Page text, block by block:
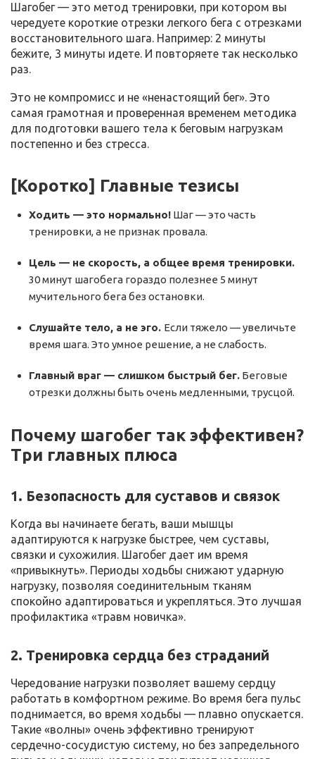
Шагобег — это метод тренировки, при котором вы
чередуете короткие отрезки легкого бега с отрезками
восстановительного шага. Например: 2 минуты
бежите, 3 минуты идете. И повторяете так несколько
раз.
Это не компромисс и не «ненастоящий бег». Это
самая грамотная и проверенная временем методика
для подготовки вашего тела к беговым нагрузкам
постепенно и без стресса.
[Коротко] Главные тезисы
Ходить — это нормально! Шаг — это часть
тренировки, а не признак провала.
Цель — не скорость, а общее время тренировки.
30 минут шагобега гораздо полезнее 5 минут
мучительного бега без остановки.
Слушайте тело, а не эго. Если тяжело — увеличьте
время шага. Это умное решение, а не слабость.
Главный враг — слишком быстрый бег. Беговые
отрезки должны быть очень медленными, трусцой.
Почему шагобег так эффективен?
Три главных плюса
1. Безопасность для суставов и связок
Когда вы начинаете бегать, ваши мышцы
адаптируются к нагрузке быстрее, чем суставы,
связки и сухожилия. Шагобег дает им время
«привыкнуть». Периоды ходьбы снижают ударную
нагрузку, позволяя соединительным тканям
спокойно адаптироваться и укрепляться. Это лучшая
профилактика «травм новичка».
2. Тренировка сердца без страданий
Чередование нагрузки позволяет вашему сердцу
работать в комфортном режиме. Во время бега пульс
поднимается, во время ходьбы — плавно опускается.
Такие «волны» очень эффективно тренируют
сердечно-сосудистую систему, но без запредельного